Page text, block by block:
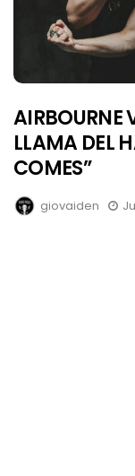
AIRBOURNE
LLAMA DEL
COMES”
giovaiden